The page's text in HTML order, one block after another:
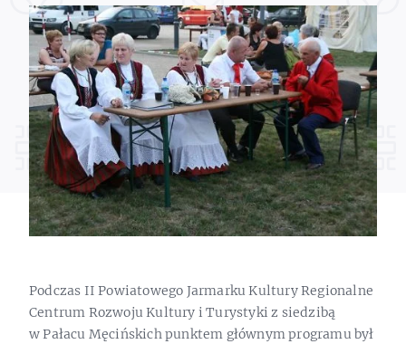
Podczas II Powiatowego Jarmarku Kultury Regionalne
Centrum Rozwoju Kultury i Turystyki z siedzibą
w Pałacu Męcińskich punktem głównym programu był